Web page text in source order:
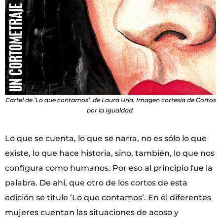
Cartel de ‘Lo que contamos’, de Laura Uría. Imagen cortesía de Cortos
por la Igualdad.
Lo que se cuenta, lo que se narra, no es sólo lo que
existe, lo que hace historia, sino, también, lo que nos
configura como humanos. Por eso al principio fue la
palabra. De ahí, que otro de los cortos de esta
edición se titule ‘Lo que contamos’. En él diferentes
mujeres cuentan las situaciones de acoso y